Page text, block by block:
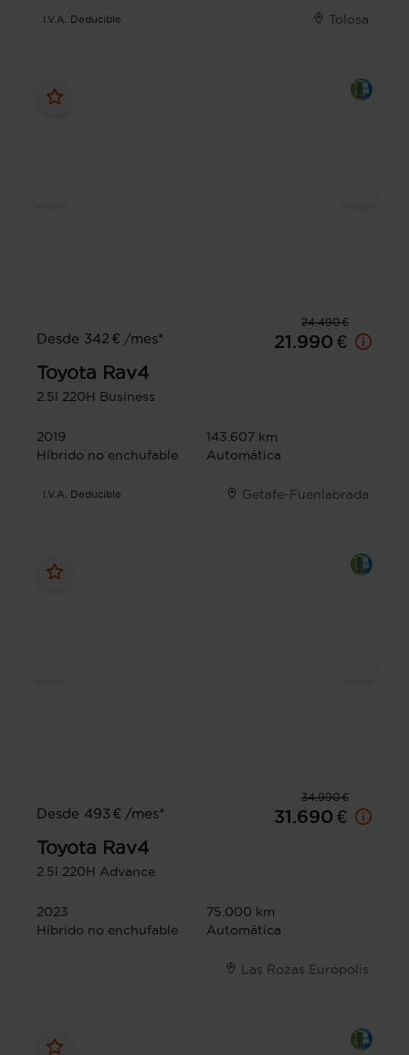
I.V.A. Deducible Tolosa
24.490 €
Desde 342 € /mes*
21.990 €
Toyota Rav4
2.5l 220H Business
2019
143.607 km
Híbrido no enchufable
Automática
I.V.A. Deducible Getafe-Fuenlabrada
34.990 €
Desde 493 € /mes*
31.690 €
Toyota Rav4
2.5l 220H Advance
2023
75.000 km
Híbrido no enchufable
Automática
Las Rozas Európolis